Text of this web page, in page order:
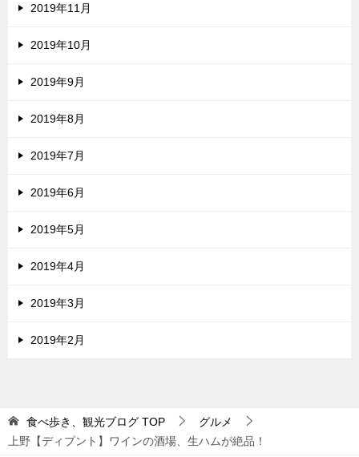
2019年11月
2019年10月
2019年9月
2019年8月
2019年7月
2019年6月
2019年5月
2019年4月
2019年3月
2019年2月
食べ歩き、観光ブログ TOP
グルメ
上野【ディプント】ワインの酒場、生ハムが絶品！